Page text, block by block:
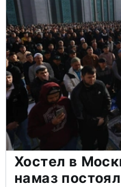
Хостел в
намаз